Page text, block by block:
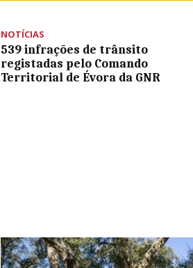
NOTÍCIAS
539 infrações de trânsito
registadas pelo Comando
Territorial de Évora da GNR